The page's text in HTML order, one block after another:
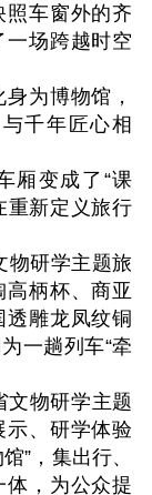
照车窗外的齐
一场跨越时空
为博物馆，
千年匠心相
变成了“课
重新定义旅行
研学主题旅
柄杯、商亚
透雕龙凤纹铜
一趟列车“牵
物研学主题
示、研学体验
”，集出行、
体，为公众提